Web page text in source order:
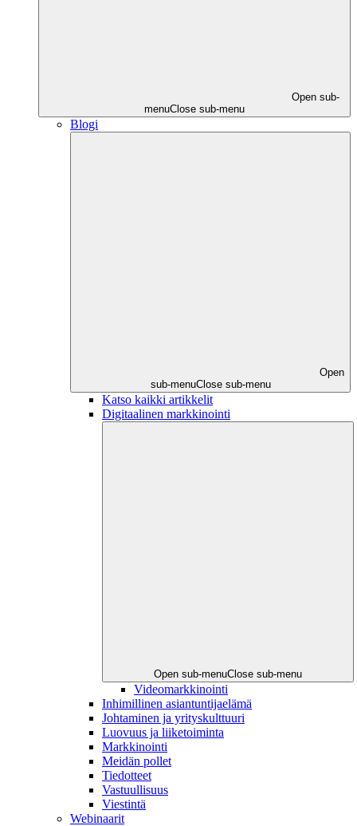
Open sub-
menuClose sub-menu
Blogi
Open
sub-menuClose sub-menu
Katso kaikki artikkelit
Digitaalinen markkinointi
Open sub-menuClose sub-menu
Videomarkkinointi
Inhimillinen asiantuntijaelämä
Johtaminen ja yrityskulttuuri
Luovuus ja liiketoiminta
Markkinointi
Meidän pollet
Tiedotteet
Vastuullisuus
Viestintä
Webinaarit